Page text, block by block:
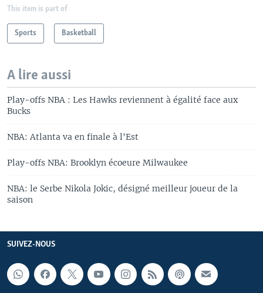
This item is part of
Sports Basketball
A lire aussi
Play-offs NBA : Les Hawks reviennent à égalité face aux
Bucks
NBA: Atlanta va en finale à l'Est
Play-offs NBA: Brooklyn écoeure Milwaukee
NBA: le Serbe Nikola Jokic, désigné meilleur joueur de la
saison
SUIVEZ-NOUS